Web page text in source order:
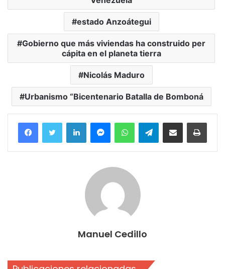
estado Anzoátegui
Gobierno que más viviendas ha construido per
cápita en el planeta tierra
Nicolás Maduro
Urbanismo “Bicentenario Batalla de Bomboná
FacebookTwitter LinkedInMessengerWhatsAppTelegramCompartir por correo electrónico
Manuel Cedillo